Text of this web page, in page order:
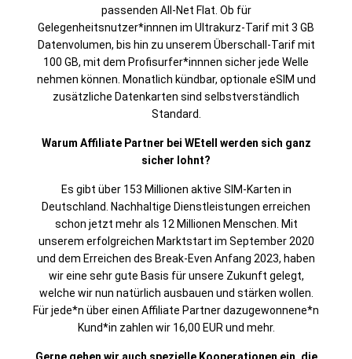
passenden All-Net Flat. Ob für
Gelegenheitsnutzer*innnen im Ultrakurz-Tarif mit 3 GB
Datenvolumen, bis hin zu unserem Überschall-Tarif mit
100 GB, mit dem Profisurfer*innnen sicher jede Welle
nehmen können. Monatlich kündbar, optionale eSIM und
zusätzliche Datenkarten sind selbstverständlich
Standard.
Warum Affiliate Partner bei WEtell werden sich ganz
sicher lohnt?
Es gibt über 153 Millionen aktive SIM-Karten in
Deutschland. Nachhaltige Dienstleistungen erreichen
schon jetzt mehr als 12 Millionen Menschen. Mit
unserem erfolgreichen Marktstart im September 2020
und dem Erreichen des Break-Even Anfang 2023, haben
wir eine sehr gute Basis für unsere Zukunft gelegt,
welche wir nun natürlich ausbauen und stärken wollen.
Für jede*n über einen Affiliate Partner dazugewonnene*n
Kund*in zahlen wir 16,00 EUR und mehr.